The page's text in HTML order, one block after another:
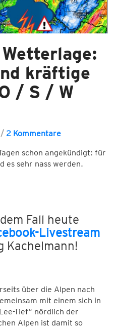
kräftige
/ S / W
/ 2 Kommentare
schon angekündigt: für
es sehr nass werden.
Fall heute
Livestream
Kachelmann!
über die Alpen nach
mit einem sich in
Tief“ nördlich der
Alpen ist damit so